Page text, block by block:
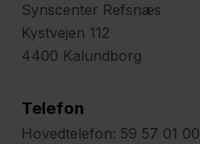
Synscenter Refsnæs
Kystvejen 112
4400 Kalundborg
Telefon
Hovedtelefon: 59 57 01 00